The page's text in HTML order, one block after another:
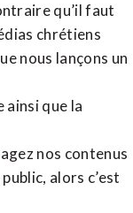
qu’il faut
chrétiens
nous lançons un
ainsi que la
nos contenus
alors c’est